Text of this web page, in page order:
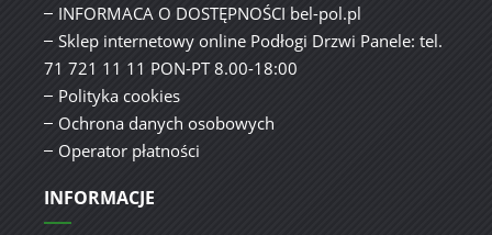
INFORMACA O DOSTĘPNOŚCI bel-pol.pl
Sklep internetowy online Podłogi Drzwi Panele: tel.
71 721 11 11 PON-PT 8.00-18:00
Polityka cookies
Ochrona danych osobowych
Operator płatności
INFORMACJE